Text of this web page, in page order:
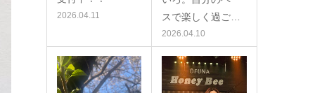
2026.04.11
スで楽しく過ご…
2026.04.10